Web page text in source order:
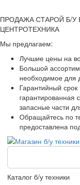
ПРОДАЖА СТАРОЙ Б/У
ЦЕНТРОТЕХНИКА
Мы предлагаем:
Лучшие цены на
Большой
необходимое для
Гарантийный
гарантированная
запасные части
Обращайтесь по
предоставлена
Каталог б/у техники